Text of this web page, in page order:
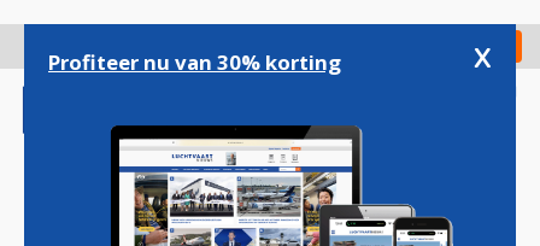
gaan
Check in
Profiteer nu van 30% korting x